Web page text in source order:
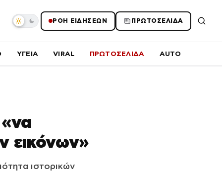
ΡΟΗ ΕΙΔΗΣΕΩΝ ΠΡΩΤΟΣΕΛΙΔΑ
ΥΓΕΙΑ VIRAL ΠΡΩΤΟΣΕΛΙΔΑ AUTO
εικόνων»
ιστορικών